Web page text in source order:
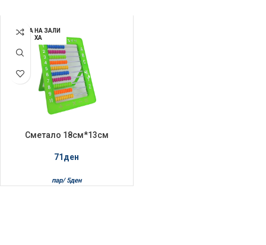
НЕМА НА ЗАЛИ
ХА
Сметало 18см*13см
71ден
пар/ 5ден